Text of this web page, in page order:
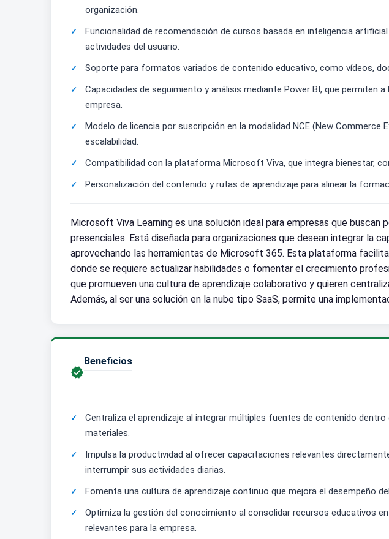
organización.
Funcionalidad de recomendación de cursos basada en inteligencia
actividades del usuario.
Soporte para formatos variados de contenido educativo, como vídeos,
Capacidades de seguimiento y análisis mediante Power BI, que permiten
empresa.
Modelo de licencia por suscripción en la modalidad NCE (New
escalabilidad.
Compatibilidad con la plataforma Microsoft Viva, que integra bienestar,
Personalización del contenido y rutas de aprendizaje para alinear la
Microsoft Viva Learning es una solución ideal para empresas que
presenciales. Está diseñada para organizaciones que desean integrar la
aprovechando las herramientas de Microsoft 365. Esta plataforma
donde se requiere actualizar habilidades o fomentar el crecimiento
que promueven una cultura de aprendizaje colaborativo y quieren
Además, al ser una solución en la nube tipo SaaS, permite una

Beneficios
Centraliza el aprendizaje al integrar múltiples fuentes de contenido
materiales.
Impulsa la productividad al ofrecer capacitaciones relevantes
interrumpir sus actividades diarias.
Fomenta una cultura de aprendizaje continuo que mejora el desempeño
Optimiza la gestión del conocimiento al consolidar recursos educativos
relevantes para la empresa.